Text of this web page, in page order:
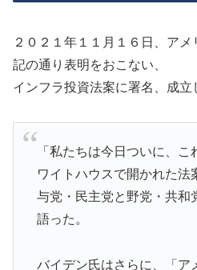
２０２１年１１月１６日、ア
記の通り表明をおこない、
インフラ投資法案に署名、成立
「私たちは今日ついに、
ワイトハウスで開かれた法
与党・民主党と野党・共和
語った。
バイデン氏はさらに、「ア